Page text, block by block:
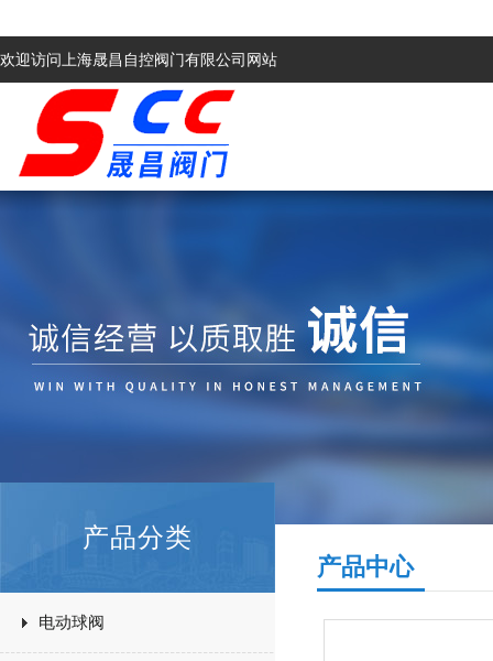
欢迎访问上海晟昌自控阀门有限公司网站
产品分类
电动球阀
产品中心